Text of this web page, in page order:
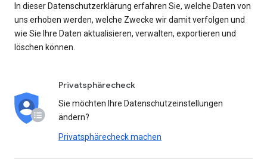
In dieser Datenschutzerklärung erfahren Sie, welche Daten von
uns erhoben werden, welche Zwecke wir damit verfolgen und
wie Sie Ihre Daten aktualisieren, verwalten, exportieren und
löschen können.
Privatsphärecheck
Sie möchten Ihre Datenschutzeinstellungen
ändern?
Privatsphärecheck machen